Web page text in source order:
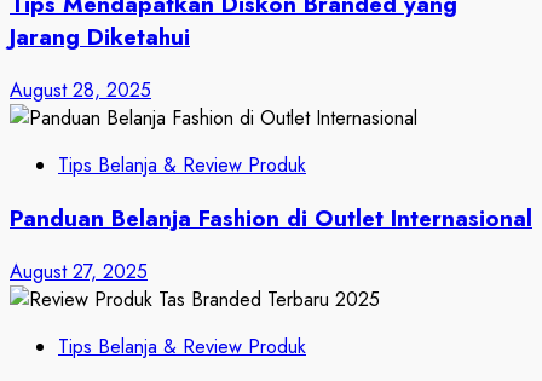
Jarang Diketahui
August 28, 2025
Tips Belanja & Review Produk
Panduan Belanja Fashion di Outlet Internasional
August 27, 2025
Tips Belanja & Review Produk